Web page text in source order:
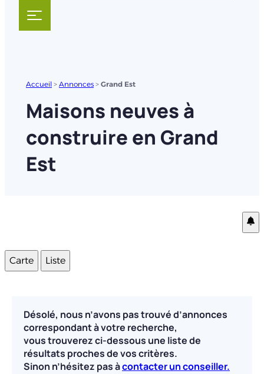
Accueil > Annonces > Grand Est
Maisons neuves à
construire en Grand
Est
Carte Liste
Désolé, nous n’avons pas trouvé d’annonces
correspondant à votre recherche,
vous trouverez ci-dessous une liste de
résultats proches de vos critères.
Sinon n’hésitez pas àcontacter un conseiller.